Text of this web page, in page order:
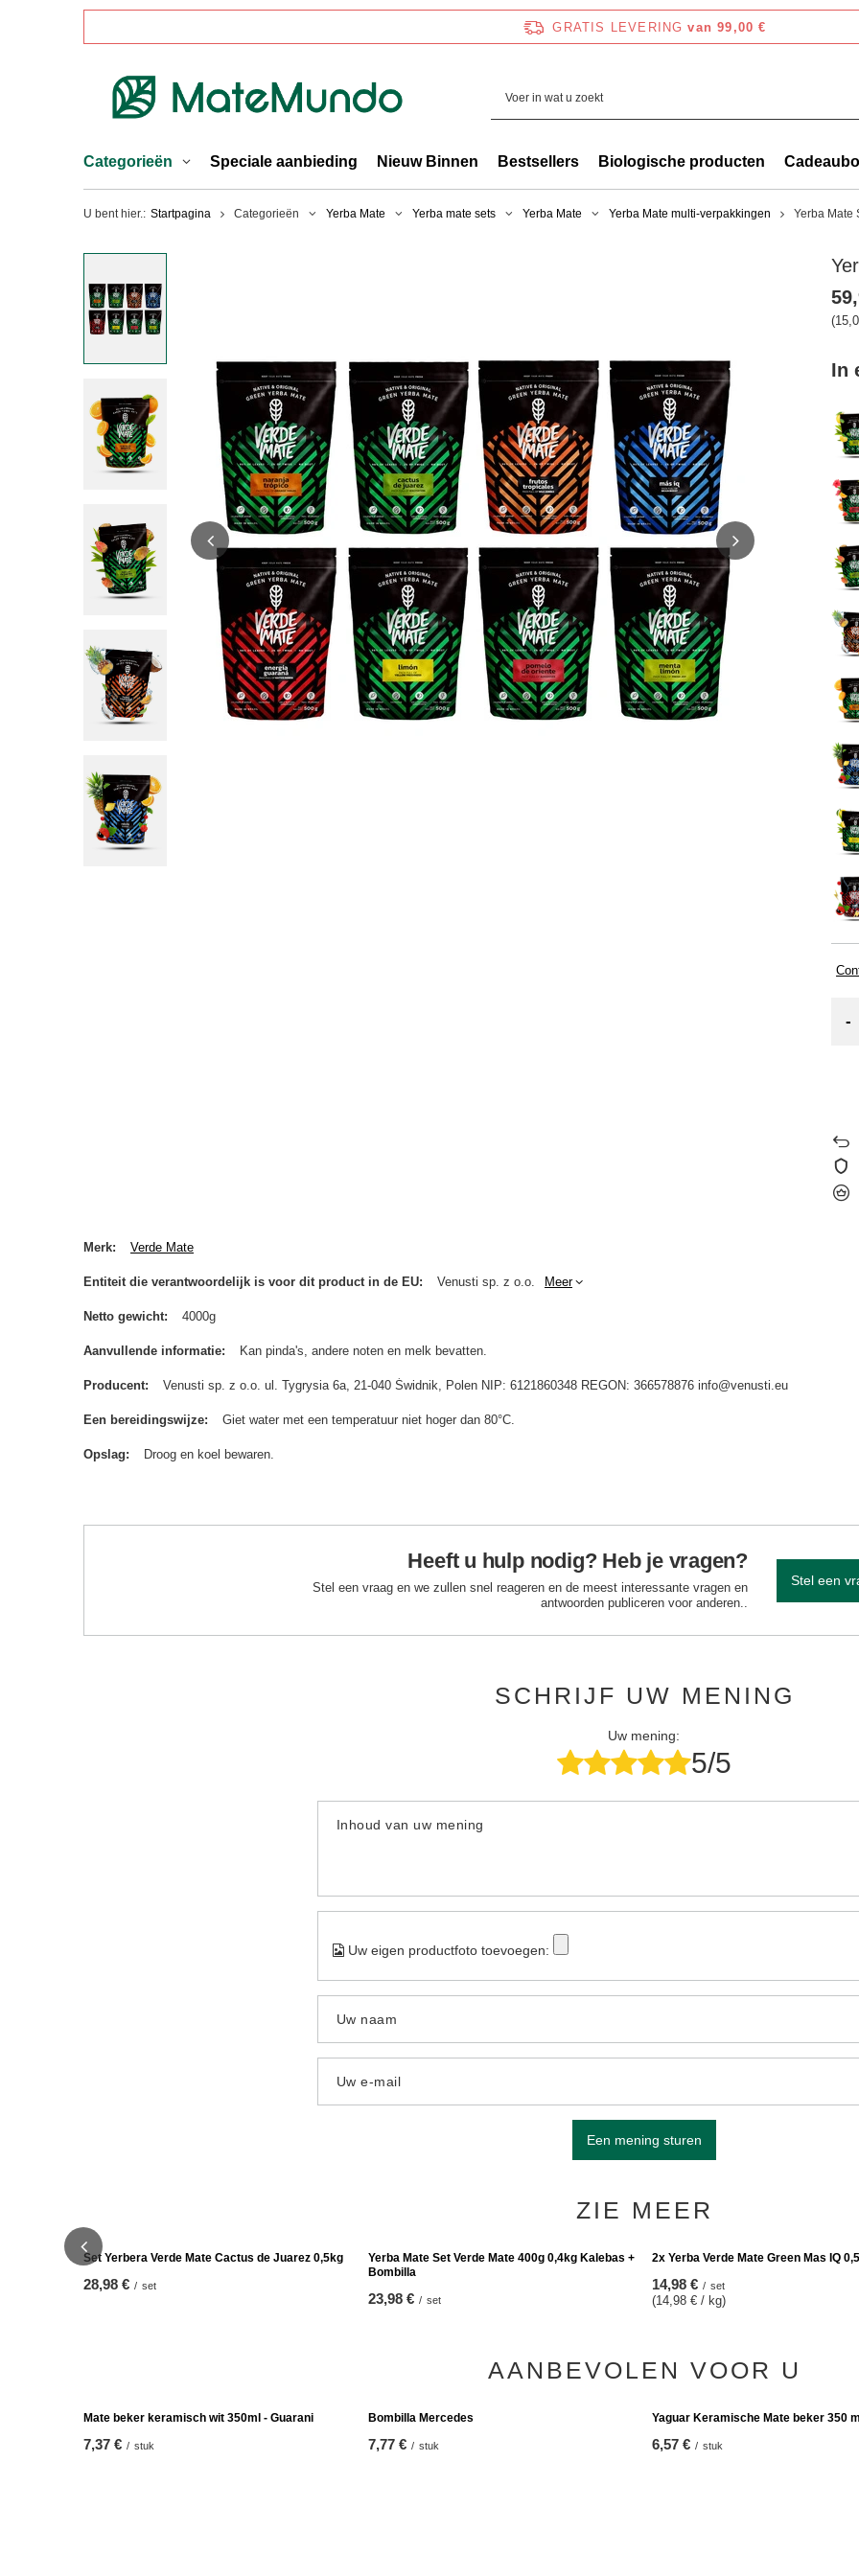
GRATIS LEVERING van 99,00 €
Categorieën Speciale aanbieding Nieuw Binnen Bestsellers Biologische producten
U bent hier.: Startpagina Categorieën Yerba Mate Yerba mate sets Yerba Mate Yerba Mate multi-verpakkingen Yerba Mate
In
-
Merk Verde Mate
Entiteit die verantwoordelijk is voor dit product in de EU Venusti sp. z o.o. Meer
Netto gewicht 4000g
Aanvullende informatie Kan pinda's, andere noten en melk bevatten.
Producent Venusti sp. z o.o. ul. Tygrysia 6a, 21-040 Świdnik, Polen NIP: 6121860348 REGON: 366578876 info@venusti.eu
Een bereidingswijze Giet water met een temperatuur niet hoger dan 80°C.
Opslag Droog en koel bewaren.
Heeft u hulp nodig? Heb je vragen?
Stel een vraag en we zullen snel reageren en de meest interessante vragen en
antwoorden publiceren voor anderen..
Stel een
SCHRIJF UW MENING
Uw mening:
5/5
Inhoud van uw mening
Uw eigen productfoto toevoegen:
Uw naam
Uw e-mail
Een mening sturen
ZIE MEER